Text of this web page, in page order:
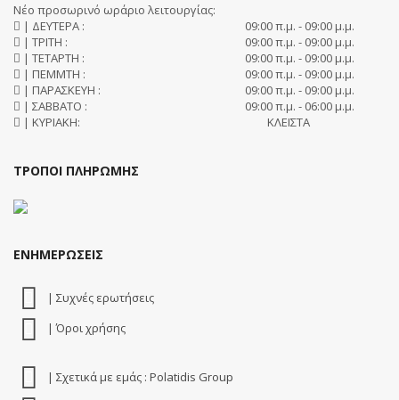
Νέο προσωρινό ωράριο λειτουργίας:
| ΔΕΥΤΕΡΑ :
09:00 π.μ. - 09:00 μ.μ.
| ΤΡΙΤΗ :
09:00 π.μ. - 09:00 μ.μ.
| ΤΕΤΑΡΤΗ :
09:00 π.μ. - 09:00 μ.μ.
| ΠΕΜΜΤΗ :
09:00 π.μ. - 09:00 μ.μ.
| ΠΑΡΑΣΚΕΥΗ :
09:00 π.μ. - 09:00 μ.μ.
| ΣΑΒΒΑΤΟ :
09:00 π.μ. - 06:00 μ.μ.
| ΚΥΡΙΑΚΗ:
ΚΛΕΙΣΤΑ
ΤΡΟΠΟΙ ΠΛΗΡΩΜΗΣ
ΕΝΗΜΕΡΩΣΕΙΣ
| Συχνές ερωτήσεις
| Όροι χρήσης
| Σχετικά με εμάς : Polatidis Group